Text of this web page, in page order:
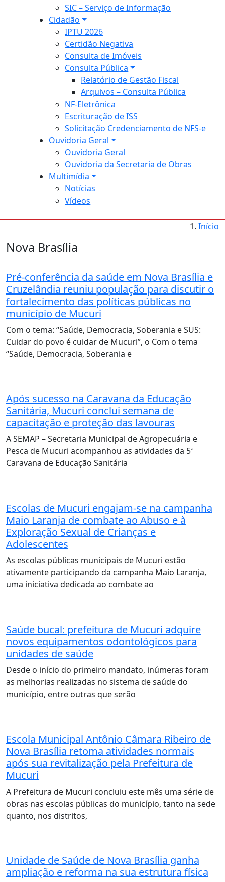
SIC – Serviço de Informação
Cidadão
IPTU 2026
Certidão Negativa
Consulta de Imóveis
Consulta Pública
Relatório de Gestão Fiscal
Arquivos – Consulta Pública
NF-Eletrônica
Escrituração de ISS
Solicitação Credenciamento de NFS-e
Ouvidoria Geral
Ouvidoria Geral
Ouvidoria da Secretaria de Obras
Multimídia
Notícias
Vídeos
Início
Nova Brasília
Pré-conferência da saúde em Nova Brasília e
Cruzelândia reuniu população para discutir o
fortalecimento das políticas públicas no
município de Mucuri
Com o tema: “Saúde, Democracia, Soberania e SUS:
Cuidar do povo é cuidar de Mucuri”, o Com o tema
“Saúde, Democracia, Soberania e
Após sucesso na Caravana da Educação
Sanitária, Mucuri conclui semana de
capacitação e proteção das lavouras
A SEMAP – Secretaria Municipal de Agropecuária e
Pesca de Mucuri acompanhou as atividades da 5ª
Caravana de Educação Sanitária
Escolas de Mucuri engajam-se na campanha
Maio Laranja de combate ao Abuso e à
Exploração Sexual de Crianças e
Adolescentes
As escolas públicas municipais de Mucuri estão
ativamente participando da campanha Maio Laranja,
uma iniciativa dedicada ao combate ao
Saúde bucal: prefeitura de Mucuri adquire
novos equipamentos odontológicos para
unidades de saúde
Desde o início do primeiro mandato, inúmeras foram
as melhorias realizadas no sistema de saúde do
município, entre outras que serão
Escola Municipal Antônio Câmara Ribeiro de
Nova Brasília retoma atividades normais
após sua revitalização pela Prefeitura de
Mucuri
A Prefeitura de Mucuri concluiu este mês uma série de
obras nas escolas públicas do município, tanto na sede
quanto, nos distritos,
Unidade de Saúde de Nova Brasília ganha
ampliação e reforma na sua estrutura física